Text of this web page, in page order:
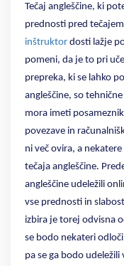
Tečaj angleščine, ki
prednosti pred
inštruktor dosti lažje
pomeni, da je to pri
prepreka, ki se lahko
angleščine, so
mora imeti
povezave in
ni več ovira, a
tečaja angleščine.
angleščine udeležili
vse prednosti in
izbira je torej odvisna
se bodo nekateri
pa se ga bodo udeležili